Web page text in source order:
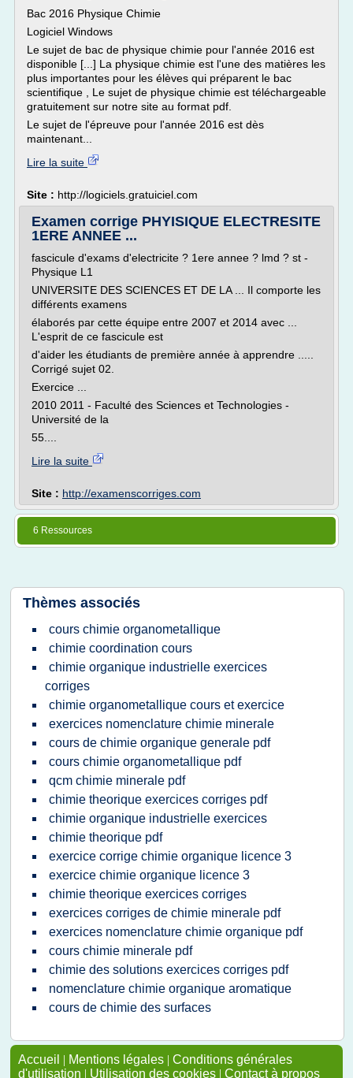
Bac 2016 Physique Chimie
Logiciel Windows
Le sujet de bac de physique chimie pour l'année 2016 est
disponible [...] La physique chimie est l'une des matières les
plus importantes pour les élèves qui préparent le bac
scientifique , Le sujet de physique chimie est téléchargeable
gratuitement sur notre site au format pdf.
Le sujet de l'épreuve pour l'année 2016 est dès
maintenant...
Lire la suite
Site : http://logiciels.gratuiciel.com
Examen corrige PHYISIQUE ELECTRESITE
1ERE ANNEE ...
fascicule d'exams d'electricite ? 1ere annee ? lmd ? st -
Physique L1
UNIVERSITE DES SCIENCES ET DE LA ... Il comporte les
différents examens
élaborés par cette équipe entre 2007 et 2014 avec ...
L'esprit de ce fascicule est
d'aider les étudiants de première année à apprendre .....
Corrigé sujet 02.
Exercice ...
2010 2011 - Faculté des Sciences et Technologies -
Université de la
55....
Lire la suite
Site : http://examenscorriges.com
6 Ressources
Thèmes associés
cours chimie organometallique
chimie coordination cours
chimie organique industrielle exercices
corriges
chimie organometallique cours et exercice
exercices nomenclature chimie minerale
cours de chimie organique generale pdf
cours chimie organometallique pdf
qcm chimie minerale pdf
chimie theorique exercices corriges pdf
chimie organique industrielle exercices
chimie theorique pdf
exercice corrige chimie organique licence 3
exercice chimie organique licence 3
chimie theorique exercices corriges
exercices corriges de chimie minerale pdf
exercices nomenclature chimie organique pdf
cours chimie minerale pdf
chimie des solutions exercices corriges pdf
nomenclature chimie organique aromatique
cours de chimie des surfaces
Accueil | Mentions légales | Conditions générales
d'utilisation | Utilisation des cookies | Contact à propos